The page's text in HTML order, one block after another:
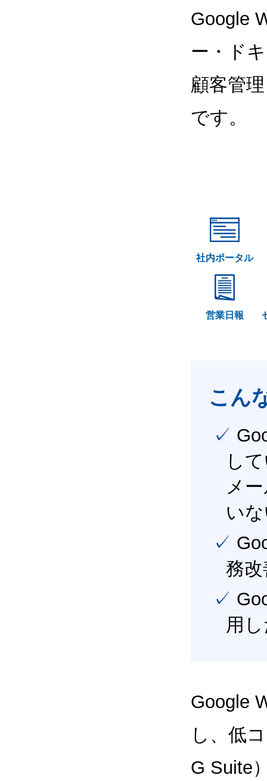
Google
ー・ド
顧客管
です。
社内ポータル
営業日報
こん
✓ Google Workspace（旧G Suite） を社内で導入
し
メ
い
✓ Google Workspace（旧G Suite） を活用し、業
務
✓ Google Workspace（旧G Suite） を最大限に活
用
Google
し、低
G Suite